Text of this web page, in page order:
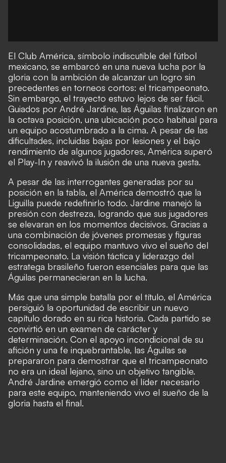
El Club América, símbolo indiscutible del fútbol
mexicano, se embarcó en una nueva lucha por la
gloria con la ambición de alcanzar un logro sin
precedentes en torneos cortos: el tricampeonato.
Sin embargo, el trayecto estuvo lejos de ser fácil.
Guiados por André Jardine, las Águilas finalizaron en
la octava posición, una ubicación poco habitual para
un equipo acostumbrado a la cima. A pesar de las
dificultades, incluidas bajas por lesiones y el bajo
rendimiento de algunos jugadores, América superó
el Play-In y reavivó la ilusión de una nueva gesta.
A pesar de las interrogantes generadas por su
posición en la tabla, el América demostró que la
Liguilla puede redefinirlo todo. Jardine manejó la
presión con destreza, logrando que sus jugadores
se elevaran en los momentos decisivos. Gracias a
una combinación de jóvenes promesas y figuras
consolidadas, el equipo mantuvo vivo el sueño del
tricampeonato. La visión táctica y liderazgo del
estratega brasileño fueron esenciales para que las
Águilas permanecieran en la lucha.
Más que una simple batalla por el título, el América
persiguió la oportunidad de escribir un nuevo
capítulo dorado en su rica historia. Cada partido se
convirtió en un examen de carácter y
determinación. Con el apoyo incondicional de su
afición y una fe inquebrantable, las Águilas se
prepararon para demostrar que el tricampeonato
no era un ideal lejano, sino un objetivo tangible.
André Jardine emergió como el líder necesario
para este equipo, manteniendo vivo el sueño de la
gloria hasta el final.